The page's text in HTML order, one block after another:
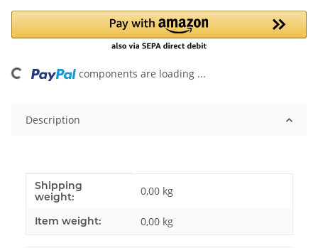
components are loading ...
Description
Item information
Value
Shipping
weight:
0,00 kg
Item weight: 0,00 kg